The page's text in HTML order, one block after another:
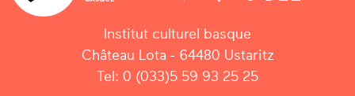
Institut culturel basque
Château Lota - 64480 Ustaritz
Tel: 0 (033)5 59 93 25 25